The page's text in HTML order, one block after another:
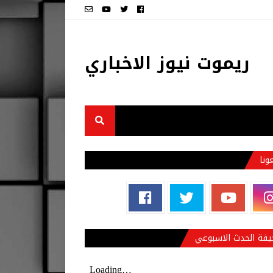
ريموت نيوز الاخباري
الحدث الاسبوعي